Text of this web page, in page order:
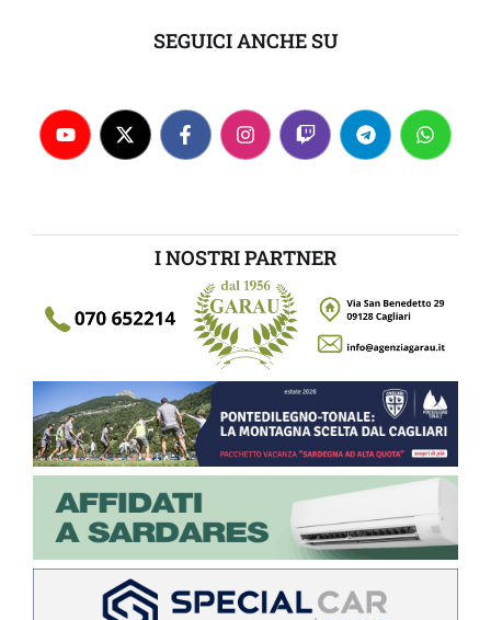
SEGUICI ANCHE SU
I NOSTRI PARTNER